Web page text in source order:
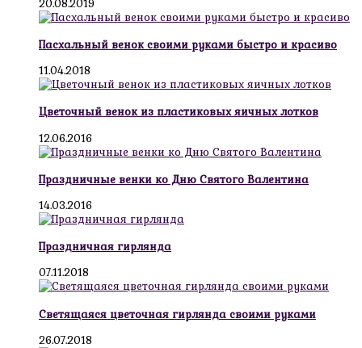
20.08.2019
Пасхальный венок своими руками быстро и красиво
11.04.2018
Цветочный венок из пластиковых яичных лотков
12.06.2016
Праздничные венки ко Дню Святого Валентина
14.03.2016
Праздничная гирлянда
07.11.2018
Светящаяся цветочная гирлянда своими руками
26.07.2018